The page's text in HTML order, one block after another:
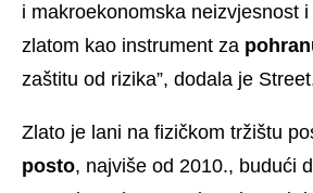
i makroekonomska neizvjesnost
zlatom kao instrument za
zaštitu od rizika”, dodala je
Zlato je lani na fizičkom tržištu
posto, najviše od 2010., budući